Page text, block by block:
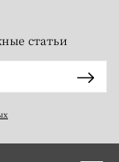
статьи